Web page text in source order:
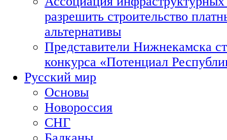
разрешить строительство
альтернативы
Представители Нижнекамска
конкурса «Потенциал
Русский мир
Основы
Новороссия
СНГ